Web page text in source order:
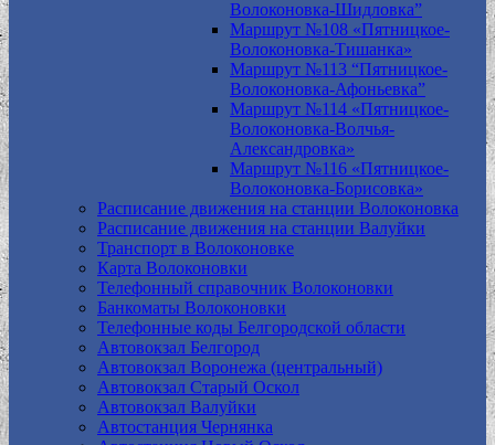
Волоконовка-Шидловка”
Маршрут №108 «Пятницкое-
Волоконовка-Тишанка»
Маршрут №113 “Пятницкое-
Волоконовка-Афоньевка”
Маршрут №114 «Пятницкое-
Волоконовка-Волчья-
Александровка»
Маршрут №116 «Пятницкое-
Волоконовка-Борисовка»
Расписание движения на станции Волоконовка
Расписание движения на станции Валуйки
Транспорт в Волоконовке
Карта Волоконовки
Телефонный справочник Волоконовки
Банкоматы Волоконовки
Телефонные коды Белгородской области
Автовокзал Белгород
Автовокзал Воронежа (центральный)
Автовокзал Старый Оскол
Автовокзал Валуйки
Автостанция Чернянка